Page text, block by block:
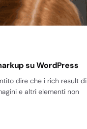
su WordPress
dire che i rich result di
e altri elementi non